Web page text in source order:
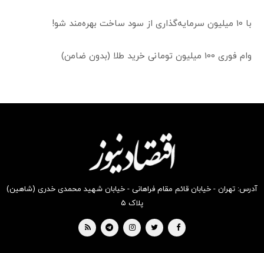
با 10 میلیون سرمایه‌گذاری از سود ساخت بهره‌مند شو!
وام فوری 100 میلیون تومانی خرید طلا (بدون ضامن)
آدرس: تهران - خیابان قائم مقام فراهانی - خیابان شهید محمدی خدری (شاهین)
پلاک ۵